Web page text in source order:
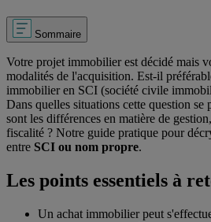
Sommaire
Votre projet immobilier est décidé mais
modalités de l'acquisition. Est-il
immobilier en SCI (société civile
Dans quelles situations cette question se
sont les différences en matière de
fiscalité ? Notre guide pratique pour
entre SCI ou nom propre.
Les points essentiels à
Un achat immobilier peut